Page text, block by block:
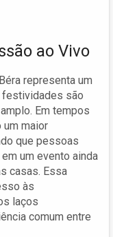
ao Vivo
representa um
festividades são
Em tempos
um maior
que pessoas
um evento ainda
casas. Essa
às
laços
comum entre